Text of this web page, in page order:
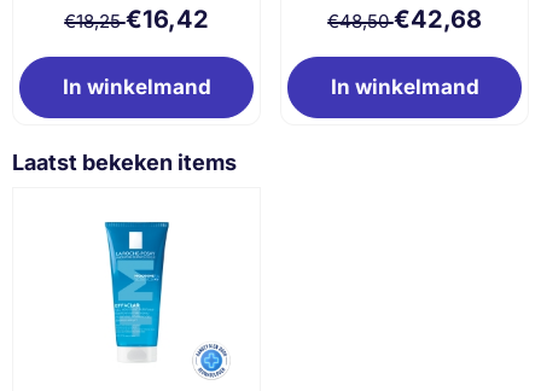
Van 18,25 voor 16,42
€18,25€16,42
In winkelmand
Van 48,50 voor
€48,50€42,68
In winkelmand
Laatst bekeken items